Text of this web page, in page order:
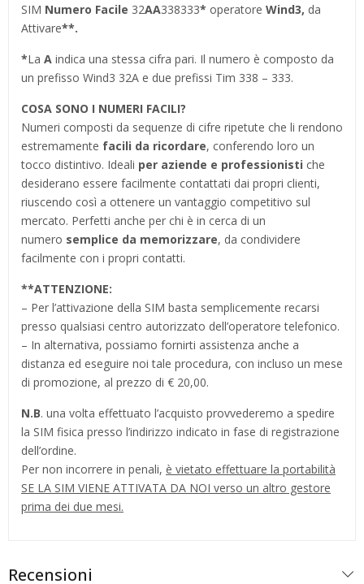
SIM Numero Facile 32AA338333* operatore Wind3, da
Attivare**.
*La A indica una stessa cifra pari. Il numero è composto da
un prefisso Wind3 32A e due prefissi Tim 338 – 333.
COSA SONO I NUMERI FACILI?
Numeri composti da sequenze di cifre ripetute che li rendono
estremamente facili da ricordare, conferendo loro un
tocco distintivo. Ideali per aziende e professionisti che
desiderano essere facilmente contattati dai propri clienti,
riuscendo così a ottenere un vantaggio competitivo sul
mercato. Perfetti anche per chi è in cerca di un
numero semplice da memorizzare, da condividere
facilmente con i propri contatti.
**ATTENZIONE:
– Per l’attivazione della SIM basta semplicemente recarsi
presso qualsiasi centro autorizzato dell’operatore telefonico.
– In alternativa, possiamo fornirti assistenza anche a
distanza ed eseguire noi tale procedura, con incluso un mese
di promozione, al prezzo di € 20,00.
N.B. una volta effettuato l’acquisto provvederemo a spedire
la SIM fisica presso l’indirizzo indicato in fase di registrazione
dell’ordine.
Per non incorrere in penali, è vietato effettuare la portabilità
SE LA SIM VIENE ATTIVATA DA NOI verso un altro gestore
prima dei due mesi.
Recensioni